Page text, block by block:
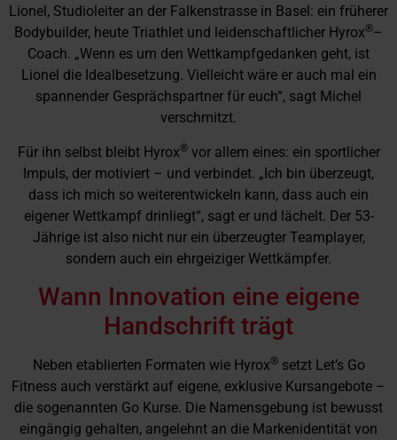
Lionel, Studioleiter an der Falkenstrasse in Basel: ein früherer
Bodybuilder, heute Triathlet und leidenschaftlicher Hyrox®–
Coach. „Wenn es um den Wettkampfgedanken geht, ist
Lionel die Idealbesetzung. Vielleicht wäre er auch mal ein
spannender Gesprächspartner für euch“, sagt Michel
verschmitzt.
Für ihn selbst bleibt Hyrox®vor allem eines: ein sportlicher
Impuls, der motiviert – und verbindet. „Ich bin überzeugt,
dass ich mich so weiterentwickeln kann, dass auch ein
eigener Wettkampf drinliegt“, sagt er und lächelt. Der 53-
Jährige ist also nicht nur ein überzeugter Teamplayer,
sondern auch ein ehrgeiziger Wettkämpfer.
Wann Innovation eine eigene
Handschrift trägt
Neben etablierten Formaten wie Hyrox®setzt Let’s Go
Fitness auch verstärkt auf eigene, exklusive Kursangebote –
die sogenannten Go Kurse. Die Namensgebung ist bewusst
eingängig gehalten, angelehnt an die Markenidentität von